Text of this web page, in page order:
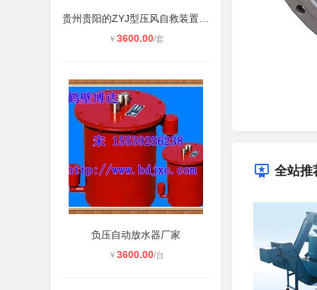
￥ 3600.00/套
负压自动放水器厂家
￥ 3600.00/台
全站推